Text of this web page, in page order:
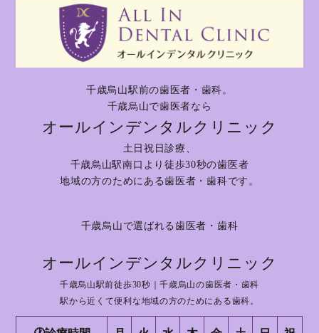
千歳烏山駅前の歯医者・歯科。
千歳烏山で歯医者なら
オールインデンタルクリニック
土日祝日診療、
千歳烏山駅南口より徒歩30秒の歯医者
地域の方のためにある歯医者・歯科です。
千歳烏山で選ばれる歯医者・歯科
オールインデンタルクリニック
千歳烏山駅前徒歩30秒｜千歳烏山の歯医者・歯科
駅から近くて便利な地域の方のためにある歯科。